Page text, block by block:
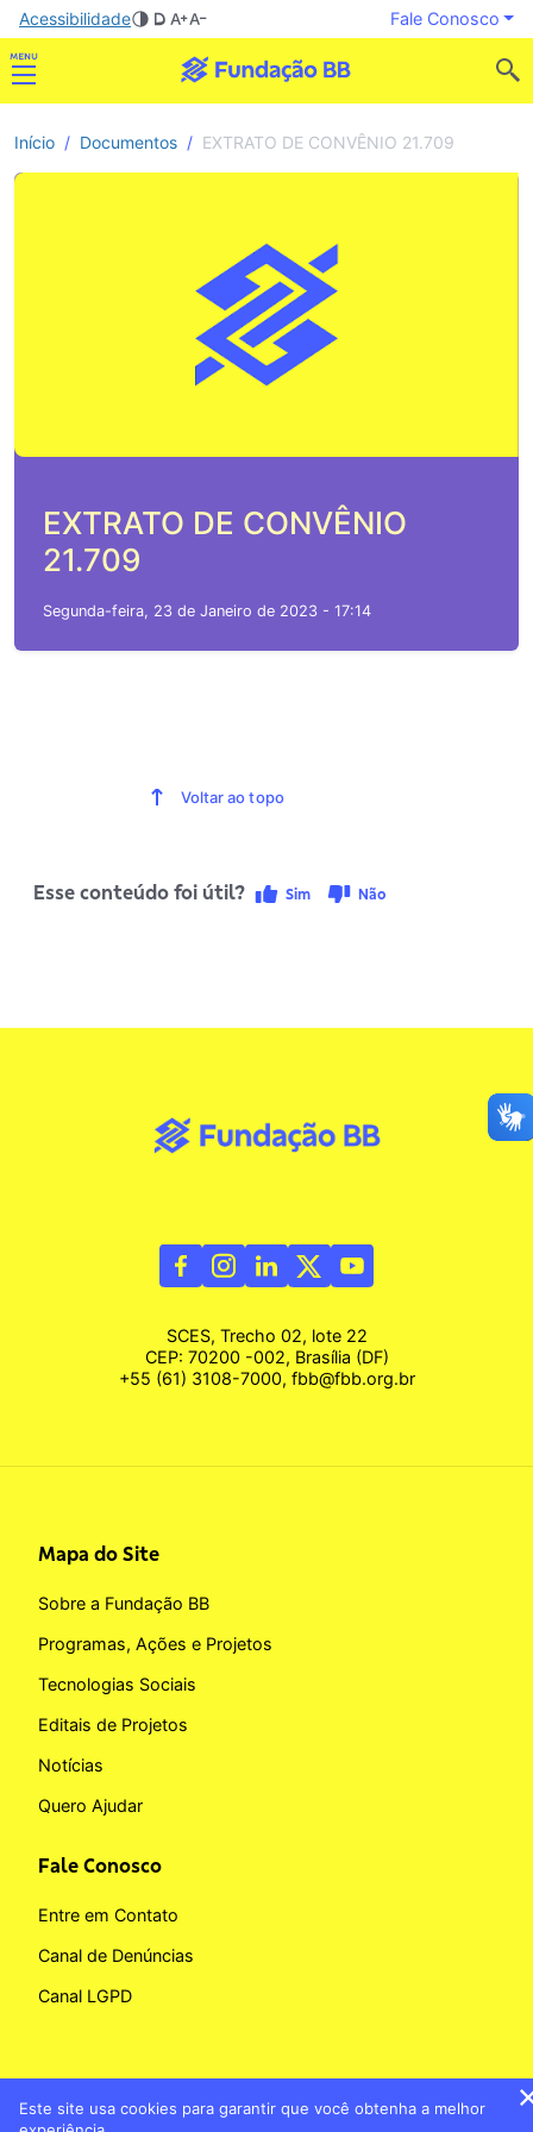
Acessibilidade Fale Conosco
Início Documentos EXTRATO DE CONVÊNIO 21.709
EXTRATO DE CONVÊNIO
21.709
Segunda-feira, 23 de Janeiro de 2023 - 17:14
Voltar ao topo
Esse conteúdo foi útil? Sim Não
SCES, Trecho 02, lote 22
CEP: 70200 -002, Brasília (DF)
+55 (61) 3108-7000, fbb@fbb.org.br
Mapa do Site
Sobre a Fundação BB
Programas, Ações e Projetos
Tecnologias Sociais
Editais de Projetos
Notícias
Quero Ajudar
Fale Conosco
Entre em Contato
Canal de Denúncias
Canal LGPD
Este site usa cookies para garantir que você obtenha a melhor